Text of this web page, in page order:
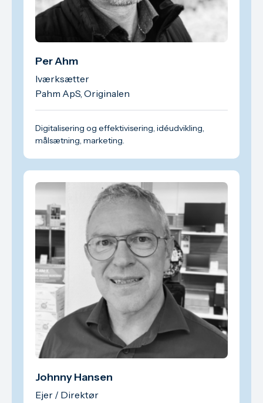
Per Ahm
Iværksætter
Pahm ApS, Originalen
Digitalisering og effektivisering, idéudvikling,
målsætning, marketing.
Johnny Hansen
Ejer / Direktør